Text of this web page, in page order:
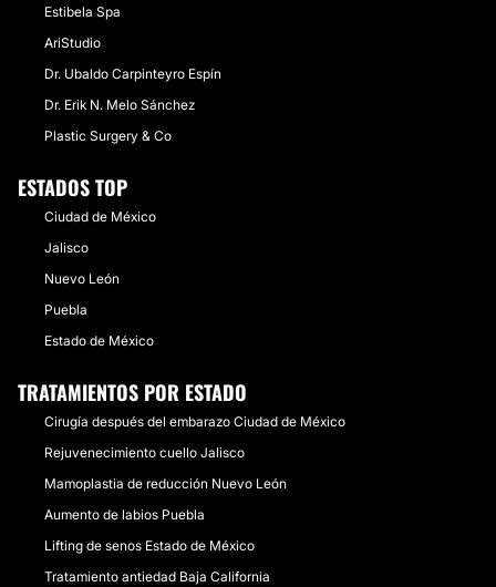
Estibela Spa
AriStudio
Dr. Ubaldo Carpinteyro Espín
Dr. Erik N. Melo Sánchez
Plastic Surgery & Co
ESTADOS TOP
Ciudad de México
Jalisco
Nuevo León
Puebla
Estado de México
TRATAMIENTOS POR ESTADO
Cirugía después del embarazo Ciudad de México
Rejuvenecimiento cuello Jalisco
Mamoplastia de reducción Nuevo León
Aumento de labios Puebla
Lifting de senos Estado de México
Tratamiento antiedad Baja California